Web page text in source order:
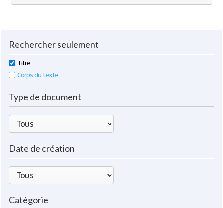
Rechercher seulement
Titre
Corps du texte
Type de document
Date de création
Catégorie